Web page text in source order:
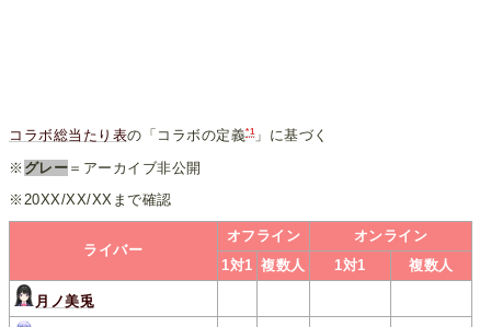
コラボ総当たり表の「コラボの定義*1」に基づく
※ グレー ＝アーカイブ非公開
※20XX/XX/XXまで確認
ライバー
オフライン
オンライン
1対1 複数人 1対1 複数人
月ノ美兎